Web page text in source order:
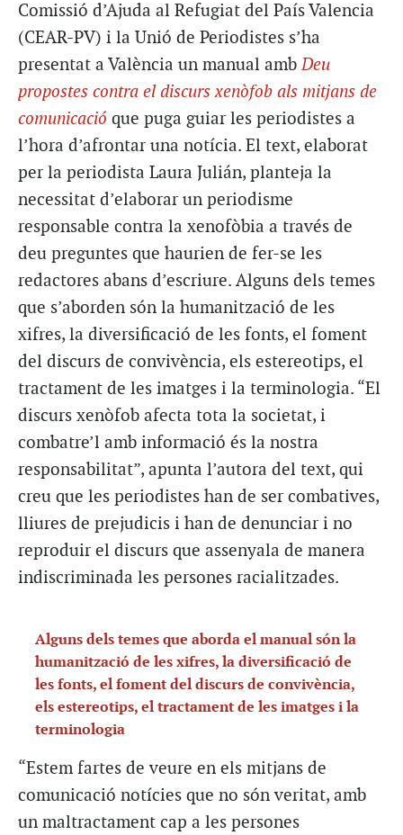
Comissió d’Ajuda al Refugiat del País Valencia
(CEAR-PV) i la Unió de Periodistes s’ha
presentat a València un manual ambDeu
propostes contra el discurs xenòfob als mitjans de
comunicació que puga guiar les periodistes a
l’hora d’afrontar una notícia. El text, elaborat
per la periodista Laura Julián, planteja la
necessitat d’elaborar un periodisme
responsable contra la xenofòbia a través de
deu preguntes que haurien de fer-se les
redactores abans d’escriure. Alguns dels temes
que s’aborden són la humanització de les
xifres, la diversificació de les fonts, el foment
del discurs de convivència, els estereotips, el
tractament de les imatges i la terminologia. “El
discurs xenòfob afecta tota la societat, i
combatre’l amb informació és la nostra
responsabilitat”, apunta l’autora del text, qui
creu que les periodistes han de ser combatives,
lliures de prejudicis i han de denunciar i no
reproduir el discurs que assenyala de manera
indiscriminada les persones racialitzades.
Alguns dels temes que aborda el manual són la
humanització de les xifres, la diversificació de
les fonts, el foment del discurs de convivència,
els estereotips, el tractament de les imatges i la
terminologia
“Estem fartes de veure en els mitjans de
comunicació notícies que no són veritat, amb
un maltractament cap a les persones